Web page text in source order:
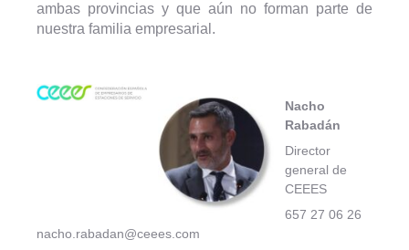
ambas provincias y que aún no forman parte de
nuestra familia empresarial.
Nacho
Rabadán
Director
general de
CEEES
657 27 06 26
nacho.rabadan@ceees.com